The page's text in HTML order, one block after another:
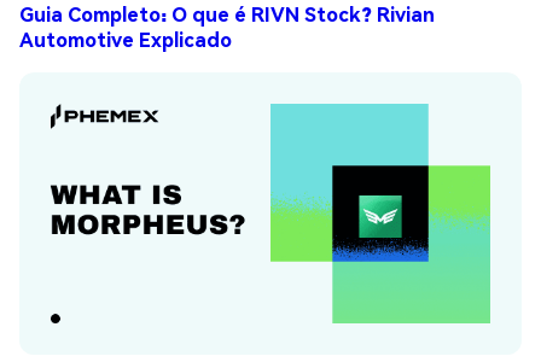
Guia Completo: O que é RIVN Stock? Rivian
Automotive Explicado